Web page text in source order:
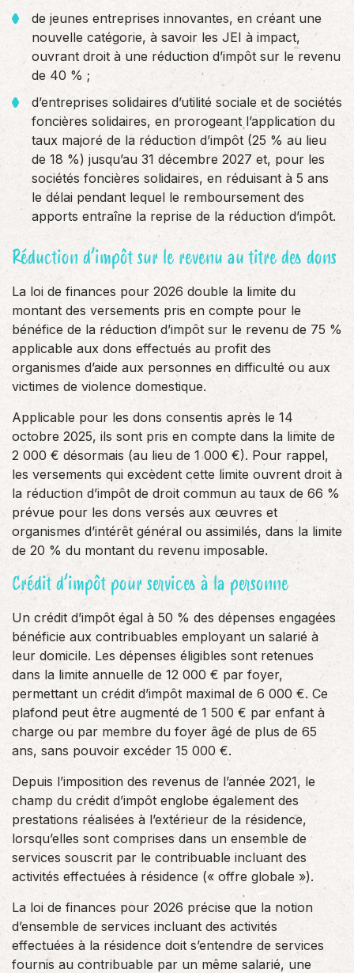
de jeunes entreprises innovantes, en créant une
nouvelle catégorie, à savoir les JEI à impact,
ouvrant droit à une réduction d’impôt sur le revenu
de 40 % ;
d’entreprises solidaires d’utilité sociale et de sociétés
foncières solidaires, en prorogeant l’application du
taux majoré de la réduction d’impôt (25 % au lieu
de 18 %) jusqu’au 31 décembre 2027 et, pour les
sociétés foncières solidaires, en réduisant à 5 ans
le délai pendant lequel le remboursement des
apports entraîne la reprise de la réduction d’impôt.
Réduction d’impôt sur le revenu au titre des dons
La loi de finances pour 2026 double la limite du
montant des versements pris en compte pour le
bénéfice de la réduction d’impôt sur le revenu de 75 %
applicable aux dons effectués au profit des
organismes d’aide aux personnes en difficulté ou aux
victimes de violence domestique.
Applicable pour les dons consentis après le 14
octobre 2025, ils sont pris en compte dans la limite de
2 000 € désormais (au lieu de 1 000 €). Pour rappel,
les versements qui excèdent cette limite ouvrent droit à
la réduction d’impôt de droit commun au taux de 66 %
prévue pour les dons versés aux œuvres et
organismes d’intérêt général ou assimilés, dans la limite
de 20 % du montant du revenu imposable.
Crédit d’impôt pour services à la personne
Un crédit d’impôt égal à 50 % des dépenses engagées
bénéficie aux contribuables employant un salarié à
leur domicile. Les dépenses éligibles sont retenues
dans la limite annuelle de 12 000 € par foyer,
permettant un crédit d’impôt maximal de 6 000 €. Ce
plafond peut être augmenté de 1 500 € par enfant à
charge ou par membre du foyer âgé de plus de 65
ans, sans pouvoir excéder 15 000 €.
Depuis l’imposition des revenus de l’année 2021, le
champ du crédit d’impôt englobe également des
prestations réalisées à l’extérieur de la résidence,
lorsqu’elles sont comprises dans un ensemble de
services souscrit par le contribuable incluant des
activités effectuées à résidence (« offre globale »).
La loi de finances pour 2026 précise que la notion
d’ensemble de services incluant des activités
effectuées à la résidence doit s’entendre de services
fournis au contribuable par un même salarié, une